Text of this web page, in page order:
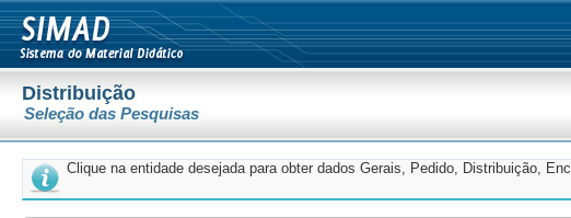
Distribuição
Seleção das Pesquisas
Clique na entidade desejada para obter dados Gerais, Pedido, Distribuição,